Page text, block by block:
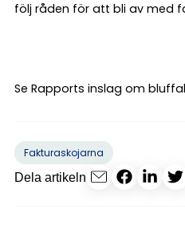
följ råden för att bli av med
Se Rapports inslag om
Fakturaskojarna
Dela artikeln